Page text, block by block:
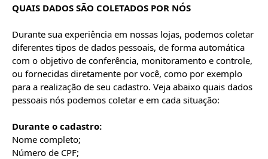
QUAIS DADOS SÃO COLETADOS POR NÓS
Durante sua experiência em nossas lojas, podemos coletar
diferentes tipos de dados pessoais, de forma automática
com o objetivo de conferência, monitoramento e controle,
ou fornecidas diretamente por você, como por exemplo
para a realização de seu cadastro. Veja abaixo quais dados
pessoais nós podemos coletar e em cada situação:
Durante o cadastro:
Nome completo;
Número de CPF;